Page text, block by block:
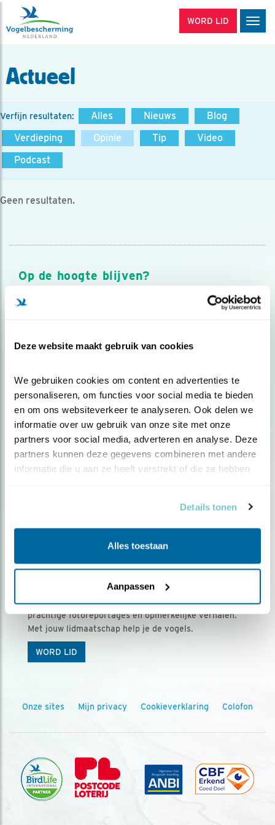
Deze website maakt gebruik van cookies
We gebruiken cookies om content en advertenties te
personaliseren, om functies voor social media te bieden
en om ons websiteverkeer te analyseren. Ook delen we
informatie over uw gebruik van onze site met onze
partners voor social media, adverteren en analyse. Deze
partners kunnen deze gegevens combineren met andere
informatie die u aan ze heeft verstrekt of die ze hebben
Details tonen
Alles toestaan
Aanpassen
WORD LID
Actueel
Verfijn resultaten: Alles Nieuws
Blog
Verdieping
Opinie Tip
Video
Podcast
Geen resultaten.
Op de hoogte blijven?
Meld je aan en ontvang nieuws, inspiratie, acties en tips
over vogels en activiteiten van Vogelbescherming.
Ontvang 5 x Vogels voor € 36,00 per jaar
Vogels is het tijdschrift voor onze leden, met
prachtige fotoreportages en opmerkelijke verhalen.
Met jouw lidmaatschap help je de vogels.
WORD LID
Onze sites Mijn privacy Cookieverklaring Colofon